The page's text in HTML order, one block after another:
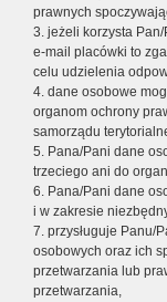
prawnych
3. jeżeli korzysta
e-mail placówki to
celu udzielenia
4. dane osobowe
organom ochrony
samorządu
5. Pana/Pani dane
trzeciego ani do
6. Pana/Pani dane
i w zakresie
7. przysługuje Panu/
osobowych oraz ich
przetwarzania lub
przetwarzania,